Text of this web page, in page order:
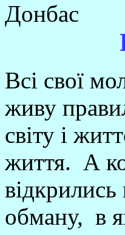
Донбас
Всі свої
живу
світу і
життя. А
відкрились
обману, в